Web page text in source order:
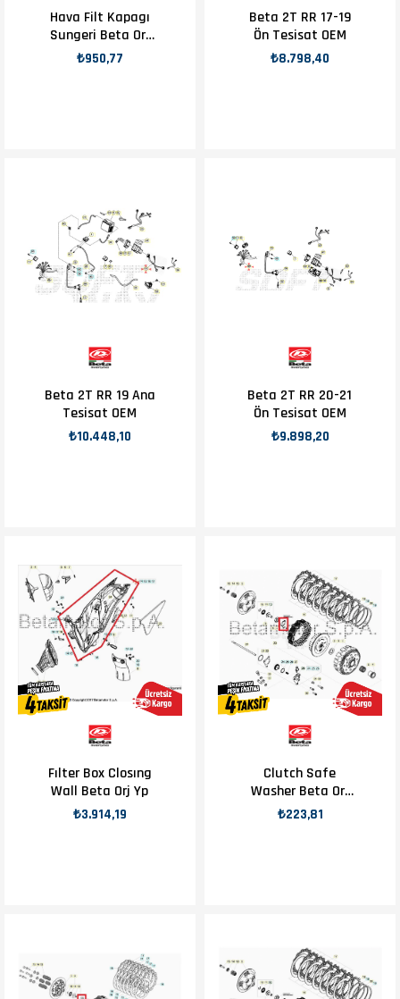
Hava Filt Kapagı
Sungeri Beta Orj
Yp
₺950,77
Beta 2T RR 17-19
Ön Tesisat OEM
₺8.798,40
Beta 2T RR 19 Ana
Tesisat OEM
₺10.448,10
Beta 2T RR 20-21
Ön Tesisat OEM
₺9.898,20
Fılter Box Closıng
Wall Beta Orj Yp
₺3.914,19
Clutch Safe
Washer Beta Orj
Yp B4-1
₺223,81